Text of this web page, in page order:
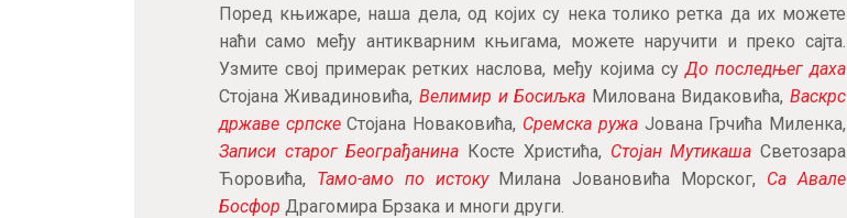
Поред књижаре, наша дела, од којих су нека толико ретка да их можете
наћи само међу антикварним књигама, можете наручити и преко сајта.
Узмите свој примерак ретких наслова, међу којима суДо последњег даха
Стојана Живадиновића,Велимир и Босиљка Милована Видаковића,Васкрс
државе српске Стојана Новаковића, Сремска ружа Јована Грчића Миленка,
Записи старог Београђанина Косте Христића, Стојан Мутикаша Светозара
Ћоровића, Тамо-амо по истокуМилана Јовановића Морског, Са Авале
Босфор Драгомира Брзака и многи други.